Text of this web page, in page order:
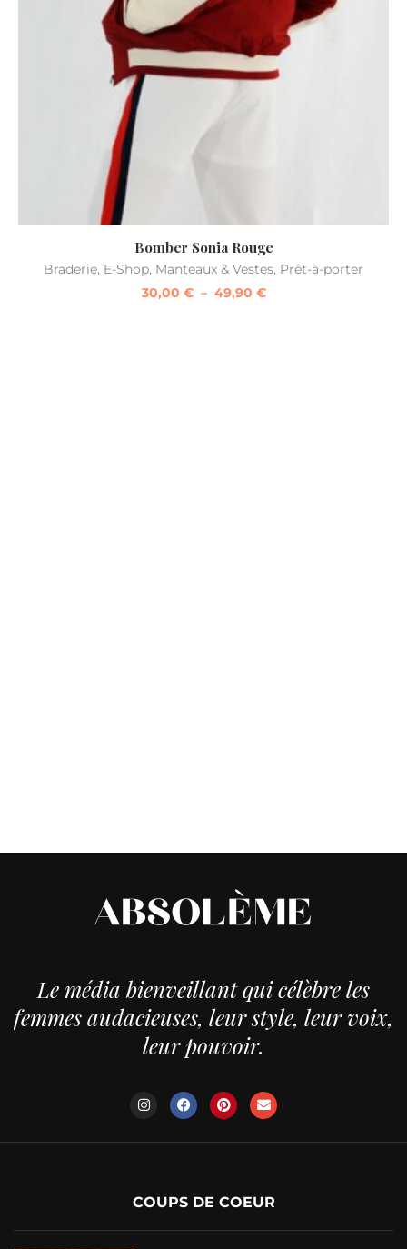
Bomber Sonia Rouge
Braderie, E-Shop, Manteaux & Vestes, Prêt-à-porter
30,00 € – 49,90 €
Le média bienveillant qui célèbre les
femmes audacieuses, leur style, leur voix,
leur pouvoir.
COUPS DE COEUR